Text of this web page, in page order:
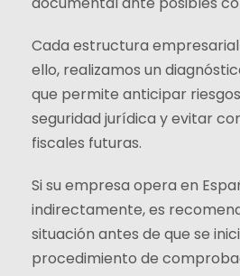
Cada estructura
ello, realizamos un
que permite anticipar
seguridad jurídica y evitar
fiscales futuras.
Si su empresa opera en
indirectamente, es
situación antes de que se
procedimiento de